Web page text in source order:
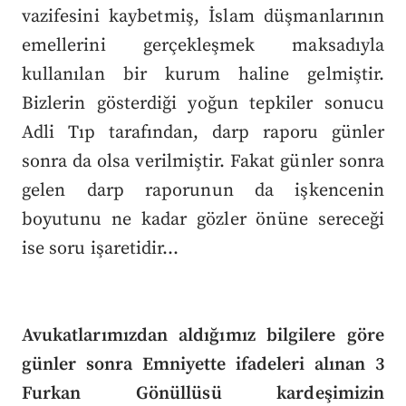
vazifesini kaybetmiş, İslam düşmanlarının
emellerini gerçekleşmek maksadıyla
kullanılan bir kurum haline gelmiştir.
Bizlerin gösterdiği yoğun tepkiler sonucu
Adli Tıp tarafından, darp raporu günler
sonra da olsa verilmiştir. Fakat günler sonra
gelen darp raporunun da işkencenin
boyutunu ne kadar gözler önüne sereceği
ise soru işaretidir…
Avukatlarımızdan aldığımız bilgilere göre
günler sonra Emniyette ifadeleri alınan 3
Furkan Gönüllüsü kardeşimizin